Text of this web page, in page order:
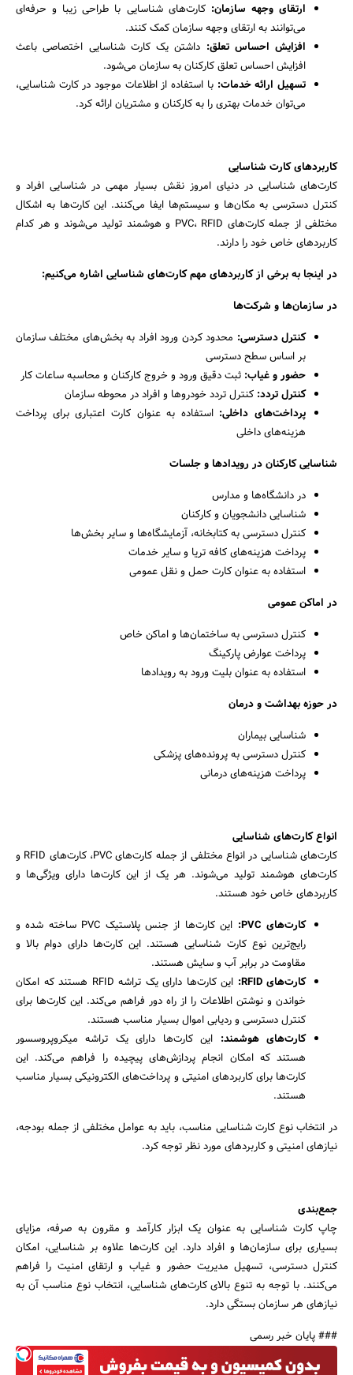
ارتقای وجهه سازمان:کارت‌های شناسایی با طراحی زیبا و حرفه‌ای
می‌توانند به ارتقای وجهه سازمان کمک کنند.
افزایش احساس تعلق: داشتن یک کارت شناسایی اختصاصی باعث
افزایش احساس تعلق کارکنان به سازمان می‌شود.
تسهیل ارائه خدمات: با استفاده از اطلاعات موجود در کارت شناسایی،
می‌توان خدمات بهتری را به کارکنان و مشتریان ارائه کرد.
کاربردهای کارت شناسایی
کارت‌های شناسایی در دنیای امروز نقش بسیار مهمی در شناسایی افراد و
کنترل دسترسی به مکان‌ها و سیستم‌ها ایفا می‌کنند. این کارت‌ها به اشکال
مختلفی از جمله کارت‌های PVC، RFID و هوشمند تولید می‌شوند و هر کدام
کاربردهای خاص خود را دارند.
در اینجا به برخی از کاربردهای مهم کارت‌های شناسایی اشاره می‌کنیم:
در سازمان‌ها و شرکت‌ها
کنترل دسترسی: محدود کردن ورود افراد به بخش‌های مختلف سازمان
بر اساس سطح دسترسی
حضور و غیاب: ثبت دقیق ورود و خروج کارکنان و محاسبه ساعات کار
کنترل تردد: کنترل تردد خودروها و افراد در محوطه سازمان
پرداخت‌های داخلی: استفاده به عنوان کارت اعتباری برای پرداخت
هزینه‌های داخلی
شناسایی کارکنان در رویدادها و جلسات
در دانشگاه‌ها و مدارس
شناسایی دانشجویان و کارکنان
کنترل دسترسی به کتابخانه، آزمایشگاه‌ها و سایر بخش‌ها
پرداخت هزینه‌های کافه تریا و سایر خدمات
استفاده به عنوان کارت حمل و نقل عمومی
در اماکن عمومی
کنترل دسترسی به ساختمان‌ها و اماکن خاص
پرداخت عوارض پارکینگ
استفاده به عنوان بلیت ورود به رویدادها
در حوزه بهداشت و درمان
شناسایی بیماران
کنترل دسترسی به پرونده‌های پزشکی
پرداخت هزینه‌های درمانی
انواع کارت‌های شناسایی
کارت‌های شناسایی در انواع مختلفی از جمله کارت‌های PVC، کارت‌های RFID و
کارت‌های هوشمند تولید می‌شوند. هر یک از این کارت‌ها دارای ویژگی‌ها و
کاربردهای خاص خود هستند.
کارت‌های PVC:
این کارت‌ها از جنس پلاستیک PVC ساخته شده و
رایج‌ترین نوع کارت شناسایی هستند. این کارت‌ها دارای دوام بالا و
مقاومت در برابر آب و سایش هستند.
کارت‌های RFID:
این کارت‌ها دارای یک تراشه RFID هستند که امکان
خواندن و نوشتن اطلاعات را از راه دور فراهم می‌کند. این کارت‌ها برای
کنترل دسترسی و ردیابی اموال بسیار مناسب هستند.
کارت‌های هوشمند: این کارت‌ها دارای یک تراشه میکروپروسسور
هستند که امکان انجام پردازش‌های پیچیده را فراهم می‌کند. این
کارت‌ها برای کاربردهای امنیتی و پرداخت‌های الکترونیکی بسیار مناسب
هستند.
در انتخاب نوع کارت شناسایی مناسب، باید به عوامل مختلفی از جمله بودجه،
نیازهای امنیتی و کاربردهای مورد نظر توجه کرد.
جمع‌بندی
چاپ کارت شناسایی به عنوان یک ابزار کارآمد و مقرون به صرفه، مزایای
بسیاری برای سازمان‌ها و افراد دارد. این کارت‌ها علاوه بر شناسایی، امکان
کنترل دسترسی، تسهیل مدیریت حضور و غیاب و ارتقای امنیت را فراهم
می‌کنند. با توجه به تنوع بالای کارت‌های شناسایی، انتخاب نوع مناسب آن به
نیازهای هر سازمان بستگی دارد.
### پایان خبر رسمی